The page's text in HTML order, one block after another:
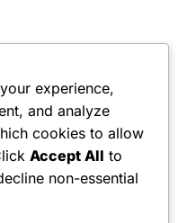
experience,
and analyze
cookies to allow
Accept All to
non-essential